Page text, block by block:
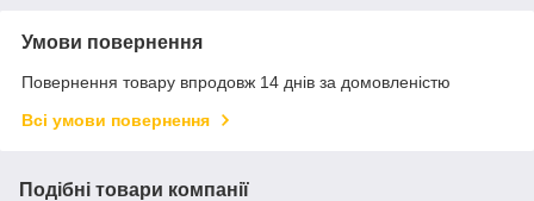
Умови повернення
Повернення товару впродовж 14 днів за домовленістю
Всі умови повернення
Подібні товари компанії